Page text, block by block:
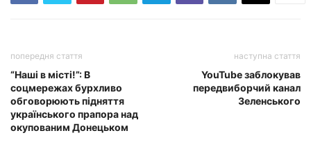
попередня стаття
“Наші в місті!”: В
соцмережах бурхливо
обговорюють підняття
українського прапора над
окупованим Донецьком
наступна стаття
YouTube заблокував
передвиборчий канал
Зеленського